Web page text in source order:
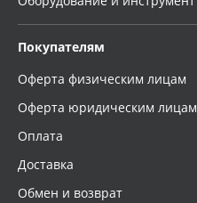
Покупателям
Оферта физическим лицам
Оферта юридическим лицам
Оплата
Доставка
Обмен и возврат